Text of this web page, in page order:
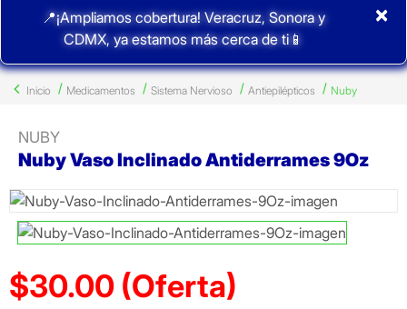
📍¡Ampliamos cobertura! Veracruz, Sonora y
CDMX, ya estamos más cerca de ti📱
×
Inicio Medicamentos Sistema Nervioso Antiepilépticos Nuby
NUBY
Nuby Vaso Inclinado Antiderrames 9Oz
$30.00 (Oferta)